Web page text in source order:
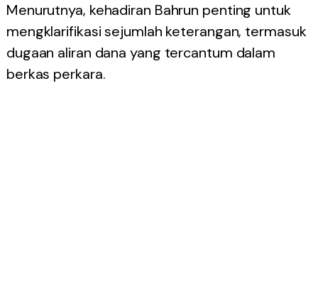
Menurutnya, kehadiran Bahrun penting untuk
mengklarifikasi sejumlah keterangan, termasuk
dugaan aliran dana yang tercantum dalam
berkas perkara.